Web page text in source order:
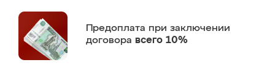
Предоплата при заключении
договора всего 10%